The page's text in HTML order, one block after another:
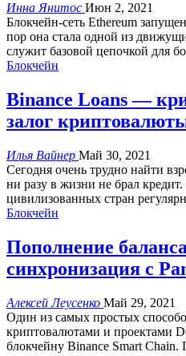
Инна Янитос Июн 2, 2021
Блокчейн-сеть Ethereum
пор она стала одной из
служит базовой цепочкой для
Блокчейн
Binance Loans —
залог
Илья Вайнер Май 30, 2021
Сегодня очень трудно найти
ни разу в жизни не брал
цивилизованных стран
Блокчейн
Пополнение
синхронизация с
Алексей Леусенко Май 29, 2021
Один из самых простых
криптовалютами и проектами
блокчейну Binance Smart Chain.